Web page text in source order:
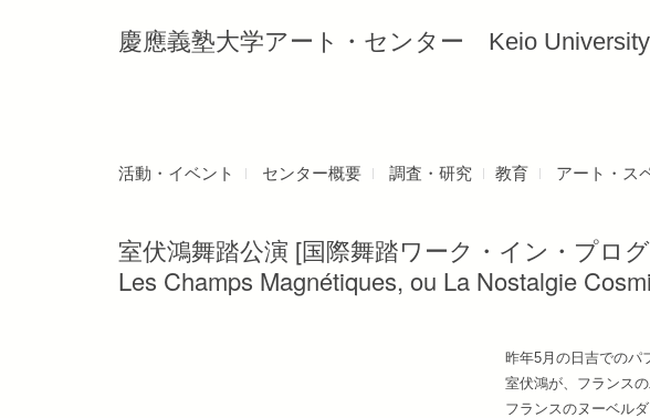
慶應義塾大学アート・センター Keio
活動・イベント センター概要 調査・研究 教育 アート・ス
室伏鴻舞踏公演 [国際舞踏ワーク・イン・プ
Les Champs Magnétiques, ou La Nostalgie
昨年5月の日吉でのパ
室伏鴻が、フランス
フランスのヌーベル